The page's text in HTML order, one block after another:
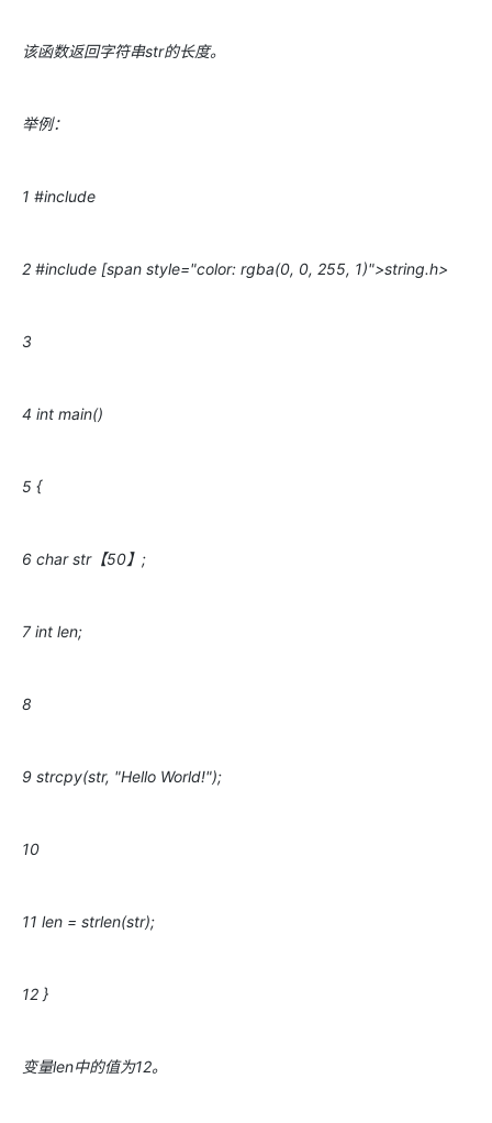
该函数返回字符串str的长度。
举例：
1 #include
2 #include [span style="color: rgba(0, 0, 255, 1)">string.h>
3
4 int main()
5 {
6 char str【50】;
7 int len;
8
9 strcpy(str, "Hello World!");
10
11 len = strlen(str);
12 }
变量len中的值为12。